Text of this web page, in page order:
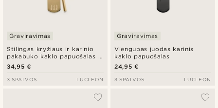
Stilingas kryžiaus ir karinio
pakabuko kaklo papuošalas iš
auksinės spalvos plieno
Graviravimas
34,95 €
3 SPALVOS LUCLEON
Viengubas juodas karinis
kaklo papuošalas
Graviravimas
24,95 €
3 SPALVOS LUCLEON